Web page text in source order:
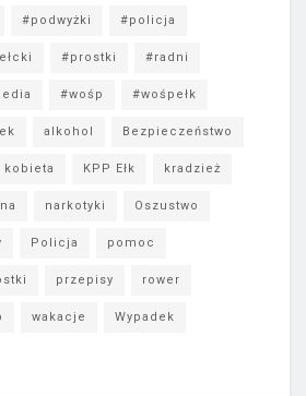
#podwyżki #policja
#prostki #radni
#wośp #wośpełk
alkohol Bezpieczeństwo
kobieta KPP Ełk kradzież
narkotyki Oszustwo
Policja pomoc
przepisy rower
wakacje Wypadek